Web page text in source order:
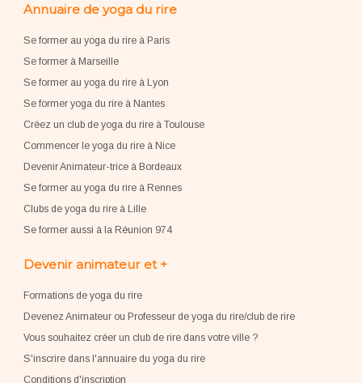
Annuaire de yoga du rire
Se former au yoga du rire à Paris
Se former à Marseille
Se former au yoga du rire à Lyon
Se former yoga du rire à Nantes
Créez un club de yoga du rire à Toulouse
Commencer le yoga du rire à Nice
Devenir Animateur-trice à Bordeaux
Se former au yoga du rire à Rennes
Clubs de yoga du rire à Lille
Se former aussi à la Réunion 974
Devenir animateur et +
Formations de yoga du rire
Devenez Animateur ou Professeur de yoga du rire/club de rire
Vous souhaitez créer un club de rire dans votre ville ?
S'inscrire dans l'annuaire du yoga du rire
Conditions d'inscription